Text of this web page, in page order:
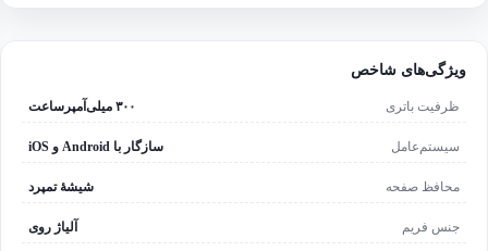
ویژگی‌های شاخص
ظرفیت باتری ۳۰۰ میلی‌آمپرساعت
سیستم‌عامل سازگار با Android و iOS
محافظ صفحه شیشهٔ تمپرد
جنس فریم آلیاژ روی